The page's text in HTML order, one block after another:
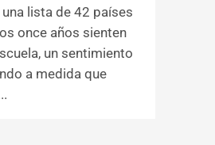
lista de 42 países
once años sienten
un sentimiento
a medida que